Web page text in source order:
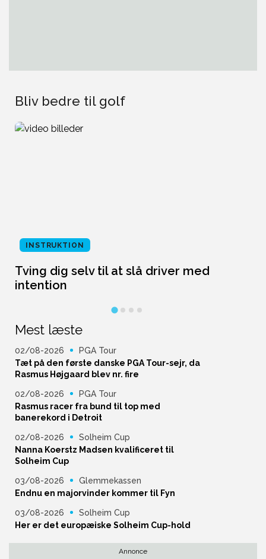
Bliv bedre til golf
INSTRUKTION
Tving dig selv til at slå driver med
intention
Mest læste
02/08-2026
PGA Tour
Tæt på den første danske PGA Tour-sejr, da
Rasmus Højgaard blev nr. fire
02/08-2026
PGA Tour
Rasmus racer fra bund til top med
banerekord i Detroit
02/08-2026
Solheim Cup
Nanna Koerstz Madsen kvalificeret til
Solheim Cup
03/08-2026
Glemmekassen
Endnu en majorvinder kommer til Fyn
03/08-2026
Solheim Cup
Her er det europæiske Solheim Cup-hold
Annonce